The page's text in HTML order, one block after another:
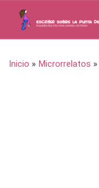
Saltar al contenido
Inicio » Microrrelatos »